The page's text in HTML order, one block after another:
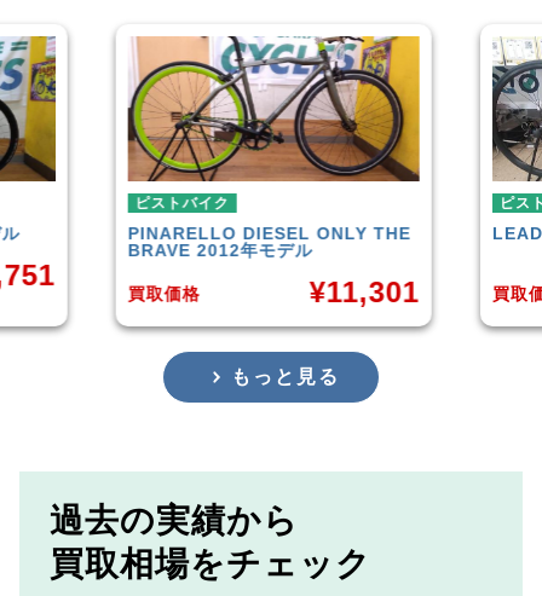
THE
ピストバイク
LEADER721TR 2023年モデル
買取価格
¥42,000
買
もっと見る
過去の実績から
買取相場をチェック